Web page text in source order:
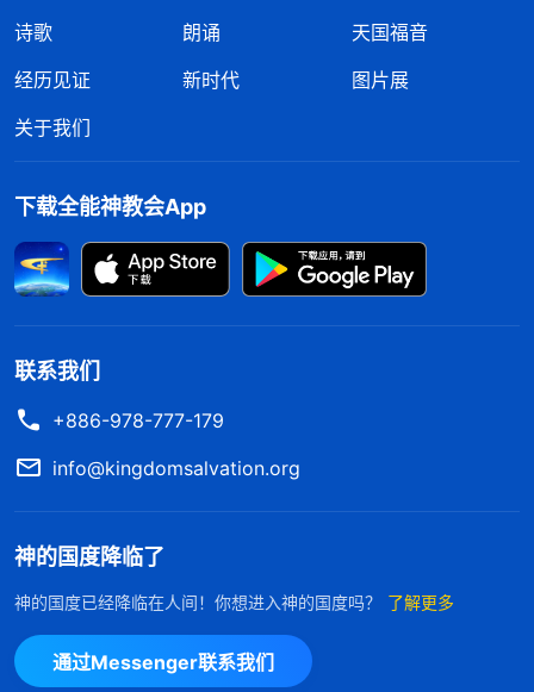
是追求真理的人，甚至还在聚会时说：“虽然教会工
作是我和刘姊妹两个人负责，但刘姊妹的家庭缠累太
大，有时候就只能我一个人担着。我真替刘姊妹担
心，怕她总这样消极不容易获得圣灵作工，耽误教会
工作……”我这样一说，弟兄姊妹更加高看、仰望我，
把功劳都归到了我的头上。得到弟兄姊妹的拥护、高
看，我心里觉得美滋滋的。一个姊妹发现我的问题，
神话语的经历见证，却总是交通、见证自己受苦的经
己面前，走的是敌基督道路，这很危险哪，赶紧回到
神面前反省反省吧！”可我哪里听得进姊妹的良言相
劝，心想：“我交通的都是自己的真实经历，弟兄姊
妹对我有好感，那是因为我能用真理解决问题，你却
头脑，因贪享地位之福迷失了自己，渐渐地，我感觉
诗歌
朗诵
天国福音
经历见证
新时代
图片展
关于我们
下载全能神教会App
联系我们
+886-978-777-179
info@kingdomsalvation.org
神的国度降临了
神的国度已经降临在人间！你想进入神的国度吗？ 了解更多
通过Messenger联系我们